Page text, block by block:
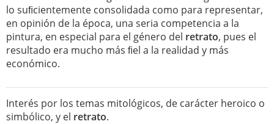
lo suﬁcientemente consolidada como para representar,
en opinión de la época, una seria competencia a la
pintura, en especial para el género del retrato, pues el
resultado era mucho más ﬁel a la realidad y más
económico.
Interés por los temas mitológicos, de carácter heroico o
simbólico, y el retrato.